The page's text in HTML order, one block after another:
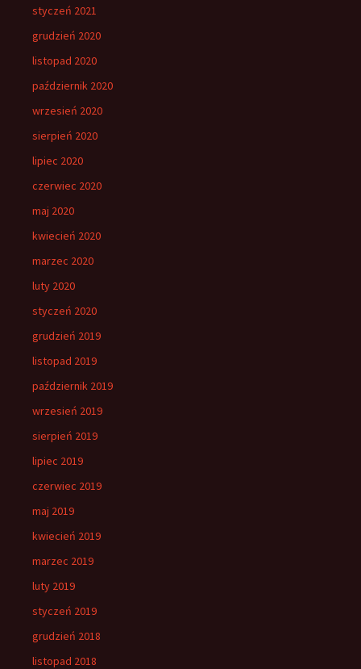
styczeń 2021
grudzień 2020
listopad 2020
październik 2020
wrzesień 2020
sierpień 2020
lipiec 2020
czerwiec 2020
maj 2020
kwiecień 2020
marzec 2020
luty 2020
styczeń 2020
grudzień 2019
listopad 2019
październik 2019
wrzesień 2019
sierpień 2019
lipiec 2019
czerwiec 2019
maj 2019
kwiecień 2019
marzec 2019
luty 2019
styczeń 2019
grudzień 2018
listopad 2018